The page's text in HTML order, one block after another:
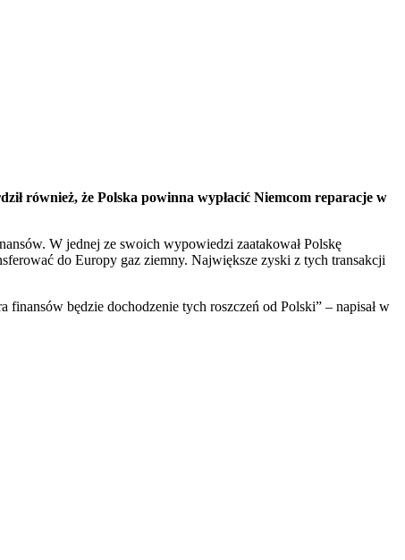
również, że Polska powinna wypłacić Niemcom reparacje w
W jednej ze swoich wypowiedzi zaatakował Polskę
do Europy gaz ziemny. Największe zyski z tych transakcji
będzie dochodzenie tych roszczeń od Polski” – napisał w